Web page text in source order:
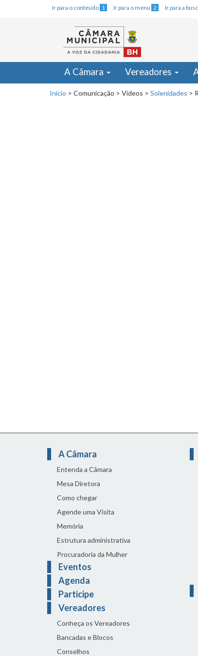
Ir para o conteúdo 1 Ir para o menu 2 Ir para a
A Câmara Vereadores
Início > Comunicação > Vídeos > Solenidades >
A Câmara
Entenda a Câmara
Mesa Diretora
Como chegar
Agende uma Visita
Memória
Estrutura administrativa
Procuradoria da Mulher
Eventos
Agenda
Participe
Vereadores
Conheça os Vereadores
Bancadas e Blocos
Conselhos